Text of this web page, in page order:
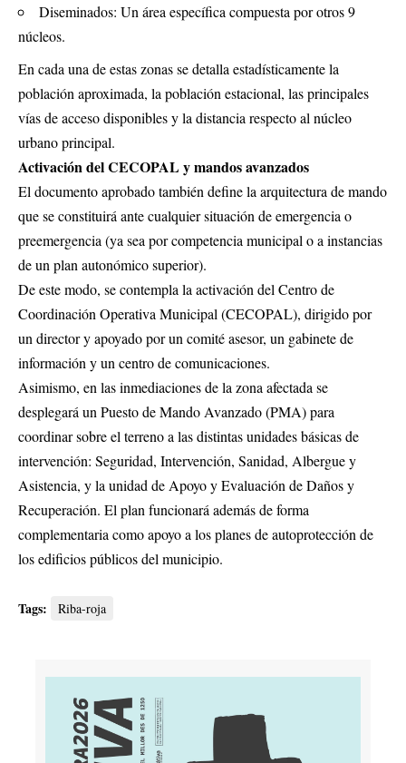
Diseminados: Un área específica compuesta por otros 9
núcleos.
En cada una de estas zonas se detalla estadísticamente la
población aproximada, la población estacional, las principales
vías de acceso disponibles y la distancia respecto al núcleo
urbano principal.
Activación del CECOPAL y mandos avanzados
El documento aprobado también define la arquitectura de mando
que se constituirá ante cualquier situación de emergencia o
preemergencia (ya sea por competencia municipal o a instancias
de un plan autonómico superior).
De este modo, se contempla la activación del Centro de
Coordinación Operativa Municipal (CECOPAL), dirigido por
un director y apoyado por un comité asesor, un gabinete de
información y un centro de comunicaciones.
Asimismo, en las inmediaciones de la zona afectada se
desplegará un Puesto de Mando Avanzado (PMA) para
coordinar sobre el terreno a las distintas unidades básicas de
intervención: Seguridad, Intervención, Sanidad, Albergue y
Asistencia, y la unidad de Apoyo y Evaluación de Daños y
Recuperación. El plan funcionará además de forma
complementaria como apoyo a los planes de autoprotección de
los edificios públicos del municipio.
Tags: Riba-roja